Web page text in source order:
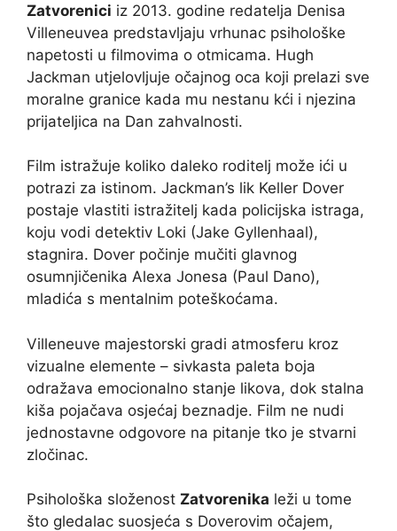
Zatvorenici iz 2013. godine redatelja Denisa
Villeneuvea predstavljaju vrhunac psihološke
napetosti u filmovima o otmicama. Hugh
Jackman utjelovljuje očajnog oca koji prelazi sve
moralne granice kada mu nestanu kći i njezina
prijateljica na Dan zahvalnosti.
Film istražuje koliko daleko roditelj može ići u
potrazi za istinom. Jackman’s lik Keller Dover
postaje vlastiti istražitelj kada policijska istraga,
koju vodi detektiv Loki (Jake Gyllenhaal),
stagnira. Dover počinje mučiti glavnog
osumnjičenika Alexa Jonesa (Paul Dano),
mladića s mentalnim poteškoćama.
Villeneuve majestorski gradi atmosferu kroz
vizualne elemente – sivkasta paleta boja
odražava emocionalno stanje likova, dok stalna
kiša pojačava osjećaj beznadje. Film ne nudi
jednostavne odgovore na pitanje tko je stvarni
zločinac.
Psihološka složenost Zatvorenika leži u tome
što gledalac suosjeća s Doverovim očajem,